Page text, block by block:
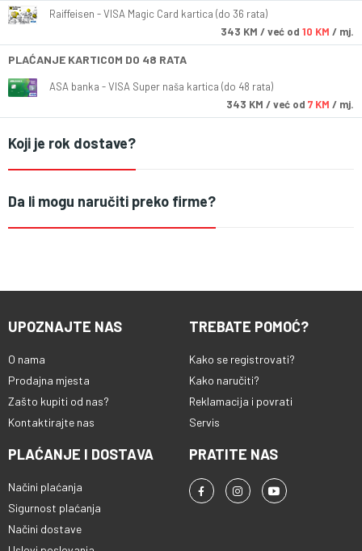
Raiffeisen - VISA Magic Card kartica (do 36 rata)
343 KM / već od 10 KM / mj.
PLAĆANJE KARTICOM DO 48 RATA
ASA banka - VISA Super naša kartica (do 48 rata)
343 KM / već od 7 KM / mj.
Koji je rok dostave?
Da li mogu naručiti preko firme?
UPOZNAJTE NAS
O nama
Prodajna mjesta
Zašto kupiti od nas?
Kontaktirajte nas
TREBATE POMOĆ?
Kako se registrovati?
Kako naručiti?
Reklamacija i povrati
Servis
PLAĆANJE I DOSTAVA
Načini plaćanja
Sigurnost plaćanja
Načini dostave
PRATITE NAS